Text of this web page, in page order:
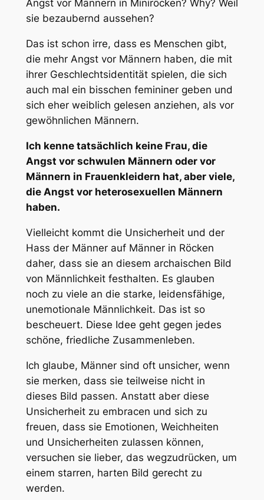
Angst vor Männern in Miniröcken? Why? Weil
sie bezaubernd aussehen?
Das ist schon irre, dass es Menschen gibt,
die mehr Angst vor Männern haben, die mit
ihrer Geschlechtsidentität spielen, die sich
auch mal ein bisschen femininer geben und
sich eher weiblich gelesen anziehen, als vor
gewöhnlichen Männern.
Ich kenne tatsächlich keine Frau, die
Angst vor schwulen Männern oder vor
Männern in Frauenkleidern hat, aber viele,
die Angst vor heterosexuellen Männern
haben.
Vielleicht kommt die Unsicherheit und der
Hass der Männer auf Männer in Röcken
daher, dass sie an diesem archaischen Bild
von Männlichkeit festhalten. Es glauben
noch zu viele an die starke, leidensfähige,
unemotionale Männlichkeit. Das ist so
bescheuert. Diese Idee geht gegen jedes
schöne, friedliche Zusammenleben.
Ich glaube, Männer sind oft unsicher, wenn
sie merken, dass sie teilweise nicht in
dieses Bild passen. Anstatt aber diese
Unsicherheit zu embracen und sich zu
freuen, dass sie Emotionen, Weichheiten
und Unsicherheiten zulassen können,
versuchen sie lieber, das wegzudrücken, um
einem starren, harten Bild gerecht zu
werden.